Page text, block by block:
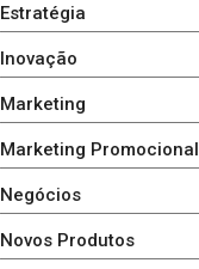
Estratégia
Inovação
Marketing
Marketing Promocional
Negócios
Novos Produtos